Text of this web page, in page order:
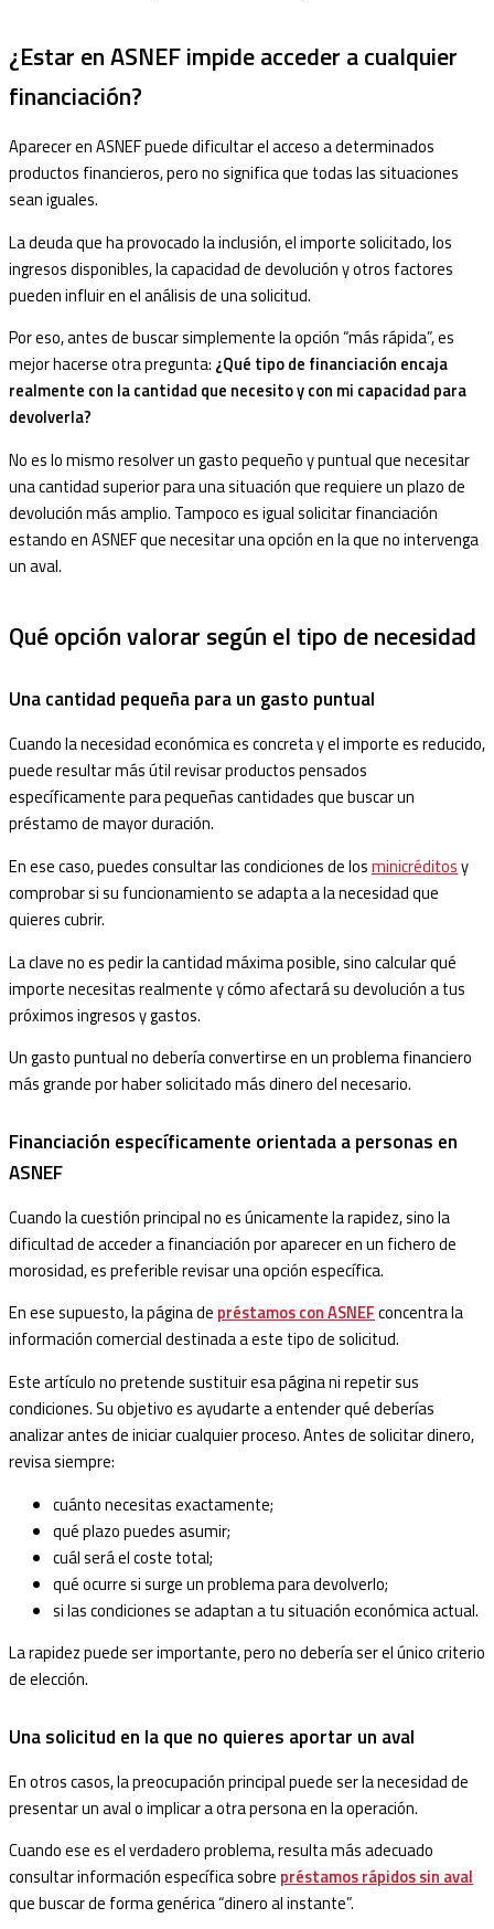
¿Estar en ASNEF impide acceder a cualquier
financiación?
Aparecer en ASNEF puede dificultar el acceso a determinados
productos financieros, pero no significa que todas las situaciones
sean iguales.
La deuda que ha provocado la inclusión, el importe solicitado, los
ingresos disponibles, la capacidad de devolución y otros factores
pueden influir en el análisis de una solicitud.
Por eso, antes de buscar simplemente la opción “más rápida”, es
mejor hacerse otra pregunta: ¿Qué tipo de financiación encaja
realmente con la cantidad que necesito y con mi capacidad para
devolverla?
No es lo mismo resolver un gasto pequeño y puntual que necesitar
una cantidad superior para una situación que requiere un plazo de
devolución más amplio. Tampoco es igual solicitar financiación
estando en ASNEF que necesitar una opción en la que no intervenga
un aval.
Qué opción valorar según el tipo de necesidad
Una cantidad pequeña para un gasto puntual
Cuando la necesidad económica es concreta y el importe es reducido,
puede resultar más útil revisar productos pensados
específicamente para pequeñas cantidades que buscar un
préstamo de mayor duración.
En ese caso, puedes consultar las condiciones de losminicréditosy
comprobar si su funcionamiento se adapta a la necesidad que
quieres cubrir.
La clave no es pedir la cantidad máxima posible, sino calcular qué
importe necesitas realmente y cómo afectará su devolución a tus
próximos ingresos y gastos.
Un gasto puntual no debería convertirse en un problema financiero
más grande por haber solicitado más dinero del necesario.
Financiación específicamente orientada a personas en
ASNEF
Cuando la cuestión principal no es únicamente la rapidez, sino la
dificultad de acceder a financiación por aparecer en un fichero de
morosidad, es preferible revisar una opción específica.
En ese supuesto, la página de préstamos con ASNEFconcentra la
información comercial destinada a este tipo de solicitud.
Este artículo no pretende sustituir esa página ni repetir sus
condiciones. Su objetivo es ayudarte a entender qué deberías
analizar antes de iniciar cualquier proceso. Antes de solicitar dinero,
revisa siempre:
cuánto necesitas exactamente;
qué plazo puedes asumir;
cuál será el coste total;
qué ocurre si surge un problema para devolverlo;
si las condiciones se adaptan a tu situación económica actual.
La rapidez puede ser importante, pero no debería ser el único criterio
de elección.
Una solicitud en la que no quieres aportar un aval
En otros casos, la preocupación principal puede ser la necesidad de
presentar un aval o implicar a otra persona en la operación.
Cuando ese es el verdadero problema, resulta más adecuado
consultar información específica sobre préstamos rápidos sin aval
que buscar de forma genérica “dinero al instante”.